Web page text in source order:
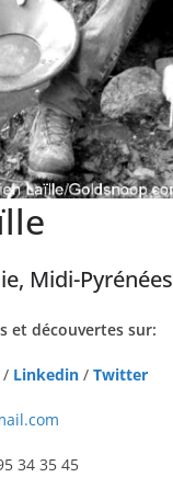
Midi-Pyrénées
et découvertes sur:
/ Linkedin / Twitter
34 35 45